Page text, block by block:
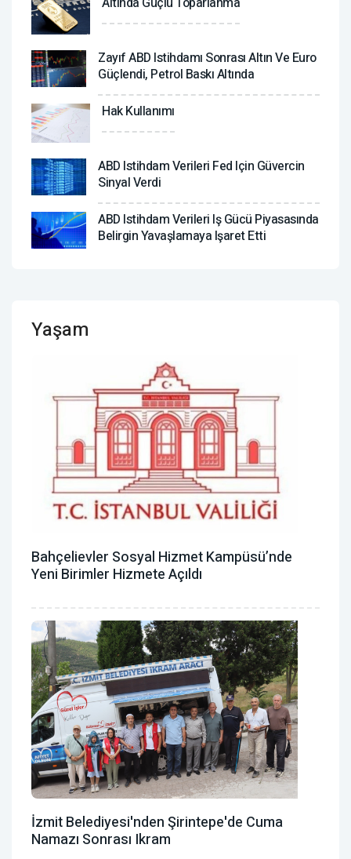
Zayıf ABD Istihdamı Sonrası Altın Ve Euro
Güçlendi, Petrol Baskı Altında
Hak Kullanımı
ABD Istihdam Verileri Fed Için Güvercin
Sinyal Verdi
ABD Istihdam Verileri Iş Gücü Piyasasında
Belirgin Yavaşlamaya Işaret Etti
Yaşam
Bahçelievler Sosyal Hizmet Kampüsü’nde
Yeni Birimler Hizmete Açıldı
İzmit Belediyesi'nden Şirintepe'de Cuma
Namazı Sonrası Ikram